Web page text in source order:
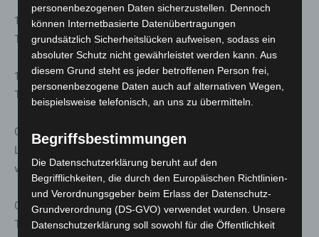
11.05.2026
Talkabend mit Tina Ruland – 35 Jahre „Manta Manta“
15.06.2026
Talkabend mit Hans-Werner Meyer – „Letzte Spur Berlin“
07.09.2026
Lesung mit Reiner Schöne – „Werd ich noch jung sein,
wenn ich älter bin“
05.10.2026
Talkabend mit Radost Bokel – 40 Jahre „Momo“
personenbezogenen Daten sicherzustellen. Dennoch
können Internetbasierte Datenübertragungen
grundsätzlich Sicherheitslücken aufweisen, sodass ein
absoluter Schutz nicht gewährleistet werden kann. Aus
diesem Grund steht es jeder betroffenen Person frei,
personenbezogene Daten auch auf alternativen Wegen,
beispielsweise telefonisch, an uns zu übermitteln.
Begriffsbestimmungen
Die Datenschutzerklärung beruht auf den
Begrifflichkeiten, die durch den Europäischen Richtlinien-
und Verordnungsgeber beim Erlass der Datenschutz-
Grundverordnung (DS-GVO) verwendet wurden. Unsere
Datenschutzerklärung soll sowohl für die Öffentlichkeit